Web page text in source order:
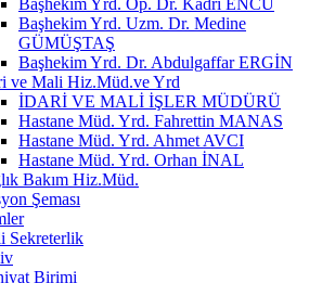
Başhekim Yrd. Uzm. Dr. Medine
GÜMÜŞTAŞ
Başhekim Yrd. Dr. Abdulgaffar ERGİN
ve Mali Hiz.Müd.ve Yrd
İDARİ VE MALİ İŞLER MÜDÜRÜ
Hastane Müd. Yrd. Fahrettin MANAS
Hastane Müd. Yrd. Ahmet AVCI
Hastane Müd. Yrd. Orhan İNAL
Bakım Hiz.Müd.
Şeması
Sekreterlik
Birimi